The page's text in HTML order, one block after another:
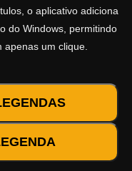
o aplicativo adiciona
do Windows, permitindo
apenas um clique.